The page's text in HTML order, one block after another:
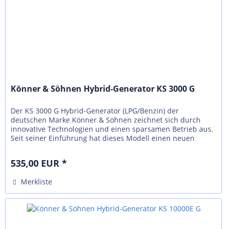
Könner & Söhnen Hybrid-Generator KS 3000 G
Der KS 3000 G Hybrid-Generator (LPG/Benzin) der
deutschen Marke Könner & Söhnen zeichnet sich durch
innovative Technologien und einen sparsamen Betrieb aus.
Seit seiner Einführung hat dieses Modell einen neuen
535,00 EUR *
Merkliste